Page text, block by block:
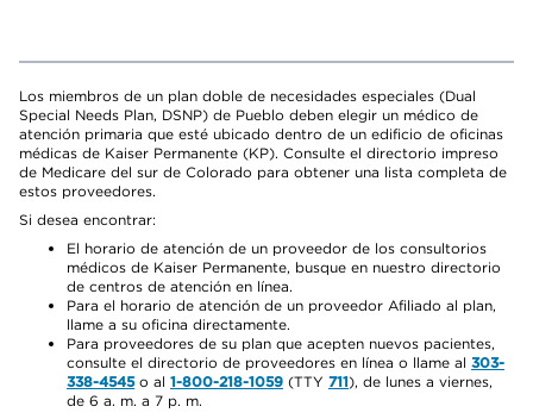
Los miembros de un plan doble de necesidades especiales (Dual
Special Needs Plan, DSNP) de Pueblo deben elegir un médico de
atención primaria que esté ubicado dentro de un edificio de oficinas
médicas de Kaiser Permanente (KP). Consulte el directorio impreso
de Medicare del sur de Colorado para obtener una lista completa de
estos proveedores.
Si desea encontrar:
El horario de atención de un proveedor de los consultorios
médicos de Kaiser Permanente, busque en nuestro directorio
de centros de atención en línea.
Para el horario de atención de un proveedor Afiliado al plan,
llame a su oficina directamente.
Para proveedores de su plan que acepten nuevos pacientes,
consulte el directorio de proveedores en línea o llame al 303-
338-4545o al 1-800-218-1059 (TTY 711), de lunes a viernes,
de 6 a. m. a 7 p. m.